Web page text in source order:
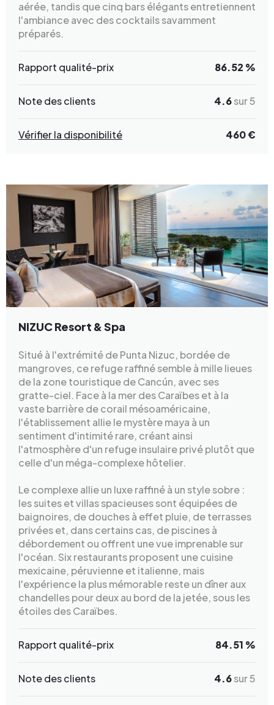
aérée, tandis que cinq bars élégants entretiennent
l'ambiance avec des cocktails savamment
préparés.
Rapport qualité-prix 86.52 %
Note des clients 4.6sur 5
Vérifier la disponibilité 460 €
NIZUC Resort & Spa
Situé à l'extrémité de Punta Nizuc, bordée de
mangroves, ce refuge raffiné semble à mille lieues
de la zone touristique de Cancún, avec ses
gratte-ciel. Face à la mer des Caraïbes et à la
vaste barrière de corail mésoaméricaine,
l'établissement allie le mystère maya à un
sentiment d'intimité rare, créant ainsi
l'atmosphère d'un refuge insulaire privé plutôt que
celle d'un méga-complexe hôtelier.
Le complexe allie un luxe raffiné à un style sobre :
les suites et villas spacieuses sont équipées de
baignoires, de douches à effet pluie, de terrasses
privées et, dans certains cas, de piscines à
débordement ou offrent une vue imprenable sur
l'océan. Six restaurants proposent une cuisine
mexicaine, péruvienne et italienne, mais
l'expérience la plus mémorable reste un dîner aux
chandelles pour deux au bord de la jetée, sous les
étoiles des Caraïbes.
Rapport qualité-prix 84.51 %
Note des clients 4.6sur 5